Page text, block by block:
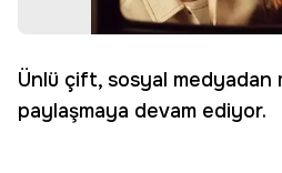
Ünlü çift, sosyal medyadan
paylaşmaya devam ediyor.